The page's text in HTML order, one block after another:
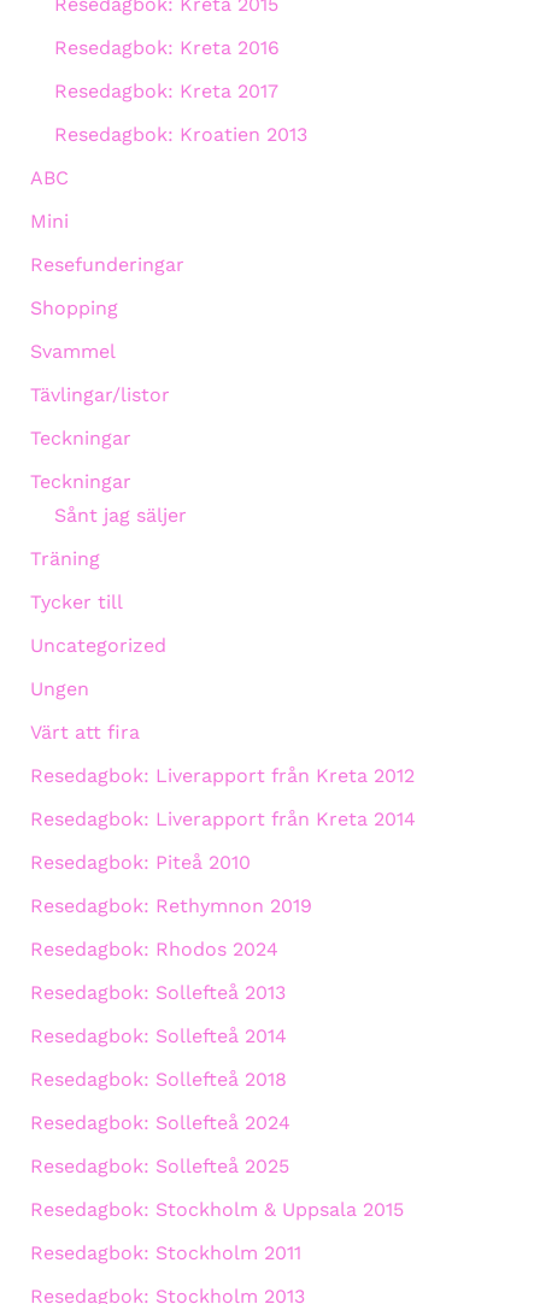
Resedagbok: Kreta 2016
Resedagbok: Kreta 2017
Resedagbok: Kroatien 2013
ABC
Mini
Resefunderingar
Shopping
Svammel
Tävlingar/listor
Teckningar
Teckningar
Sånt jag säljer
Träning
Tycker till
Uncategorized
Ungen
Värt att fira
Resedagbok: Liverapport från Kreta 2012
Resedagbok: Liverapport från Kreta 2014
Resedagbok: Piteå 2010
Resedagbok: Rethymnon 2019
Resedagbok: Rhodos 2024
Resedagbok: Sollefteå 2013
Resedagbok: Sollefteå 2014
Resedagbok: Sollefteå 2018
Resedagbok: Sollefteå 2024
Resedagbok: Sollefteå 2025
Resedagbok: Stockholm & Uppsala 2015
Resedagbok: Stockholm 2011
Resedagbok: Stockholm 2013